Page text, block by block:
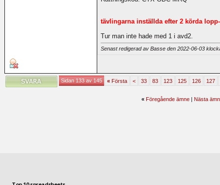
tävlingarna inställda efter 2 körda
Tur man inte hade med 1 i avd2.
Senast redigerad av Basse den 2022-06-03
Sidan 133 av 145 «Första < 33 83 123 125 126 127
« Föregående ämne| Nästa